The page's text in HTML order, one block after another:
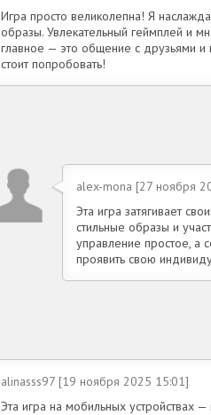
Игра просто великолепна! Я
образы. Увлекательный геймплей и
главное — это общение с друзьями и
стоит попробовать!
alex-mona [27 ноября
Эта игра затягивает
стильные образы и
управление простое, а
проявить свою
alinasss97 [19 ноября 2025 15:01]
Эта игра на мобильных устройствах